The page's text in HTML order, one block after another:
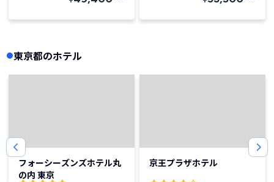
東京都のホテル
フォーシーズンズホテル丸
の内 東京
京王プラザホテル